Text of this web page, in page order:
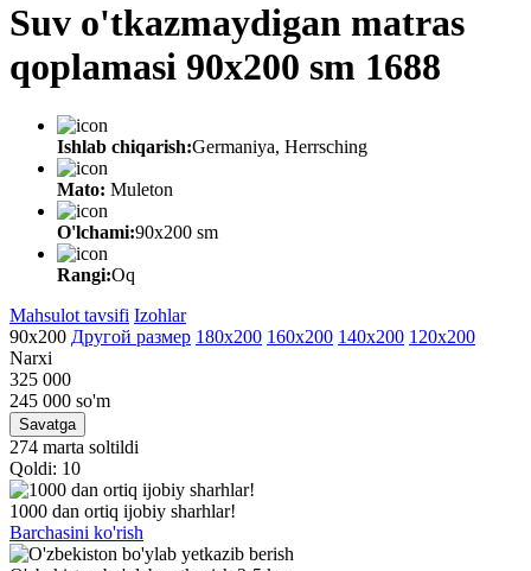
Suv o'tkazmaydigan matras
qoplamasi 90x200 sm 1688
Ishlab chiqarish:Germaniya, Herrsching
Mato: Muleton
O'lchami:90х200 sm
Rangi:Oq
Mahsulot tavsifi Izohlar
90х200 Другой размер 180х200 160х200 140х200 120х200
Narxi
325 000
245 000 so'm
Savatga
274 marta soltildi
Qoldi: 10
1000 dan ortiq ijobiy sharhlar!
Barchasini ko'rish